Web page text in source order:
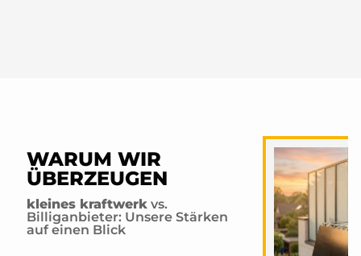
WARUM WIR
ÜBERZEUGEN
kleines kraftwerk vs.
Billiganbieter: Unsere Stärken
auf einen Blick